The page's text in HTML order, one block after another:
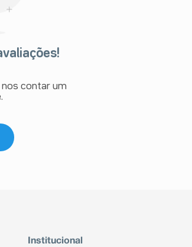
contar um
Institucional